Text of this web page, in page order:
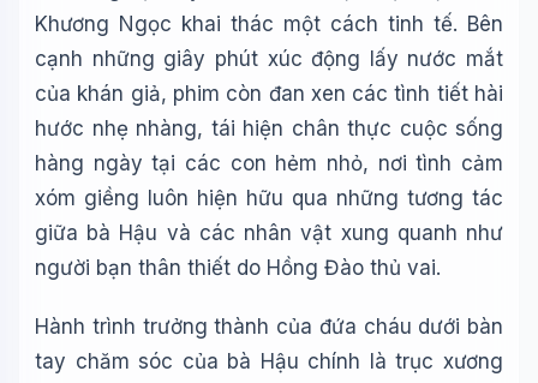
Khương Ngọc khai thác một cách tinh tế. Bên
cạnh những giây phút xúc động lấy nước mắt
của khán giả, phim còn đan xen các tình tiết hài
hước nhẹ nhàng, tái hiện chân thực cuộc sống
hàng ngày tại các con hẻm nhỏ, nơi tình cảm
xóm giềng luôn hiện hữu qua những tương tác
giữa bà Hậu và các nhân vật xung quanh như
người bạn thân thiết do Hồng Đào thủ vai.
Hành trình trưởng thành của đứa cháu dưới bàn
tay chăm sóc của bà Hậu chính là trục xương